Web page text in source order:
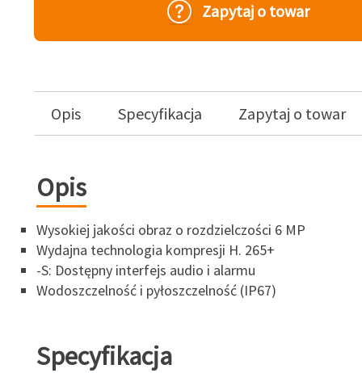
Zapytaj o towar
Opis Specyfikacja Zapytaj o towar
Opis
Wysokiej jakości obraz o rozdzielczości 6 MP
Wydajna technologia kompresji H. 265+
-S: Dostępny interfejs audio i alarmu
Wodoszczelność i pyłoszczelność (IP67)
Specyfikacja